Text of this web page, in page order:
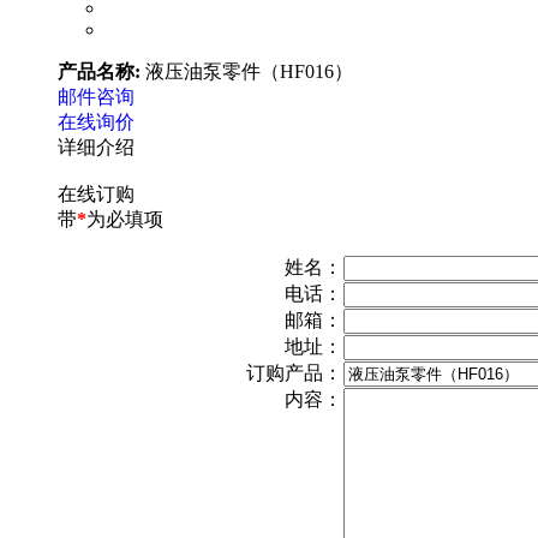
产品名称: 液压油泵零件（HF016）
邮件咨询
在线询价
详细介绍
在线订购
带*为必填项
姓名：
电话：
邮箱：
地址：
订购产品：
内容：